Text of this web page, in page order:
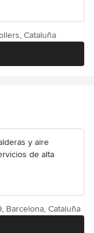
Cataluña
y aire
de alta
Barcelona, Cataluña